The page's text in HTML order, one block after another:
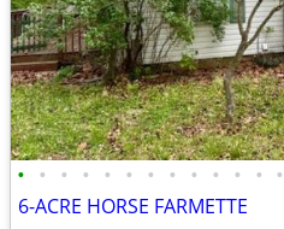
• • • • • • • • • • • • •
6-ACRE HORSE FARMETTE